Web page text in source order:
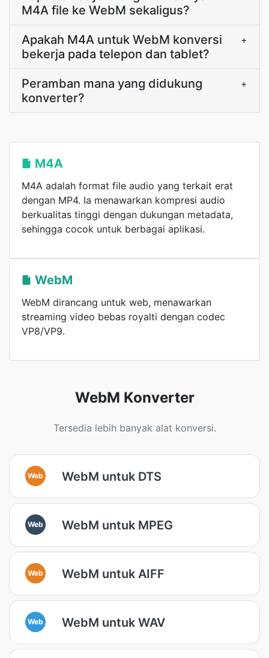
M4A file ke WebM sekaligus?
Apakah M4A untuk WebM konversi
bekerja pada telepon dan tablet?
+
Peramban mana yang didukung
konverter?
+
M4A
M4A adalah format file audio yang terkait erat
dengan MP4. Ia menawarkan kompresi audio
berkualitas tinggi dengan dukungan metadata,
sehingga cocok untuk berbagai aplikasi.
WebM
WebM dirancang untuk web, menawarkan
streaming video bebas royalti dengan codec
VP8/VP9.
WebM Konverter
Tersedia lebih banyak alat konversi.
Web WebM untuk DTS
Web WebM untuk MPEG
Web WebM untuk AIFF
Web WebM untuk WAV